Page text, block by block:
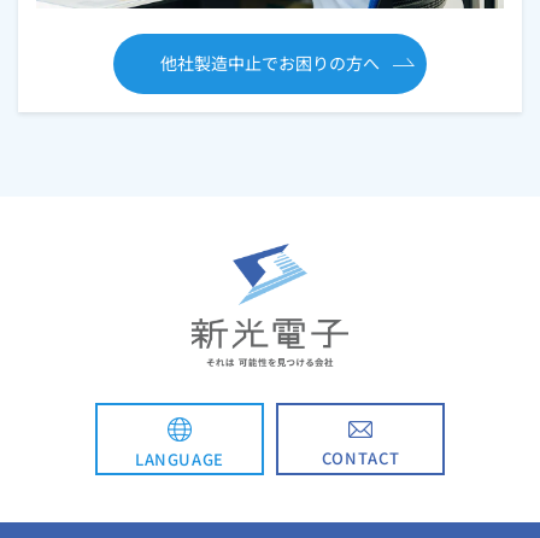
他社製造中止でお困りの方へ
LANGUAGE CONTACT